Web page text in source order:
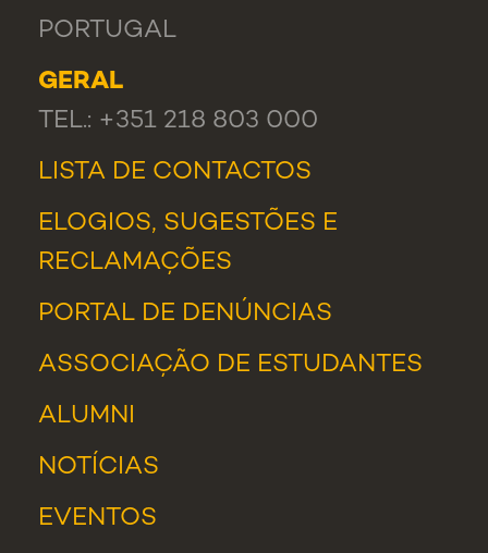
PORTUGAL
GERAL
TEL.: +351 218 803 000
LISTA DE CONTACTOS
ELOGIOS, SUGESTÕES E
RECLAMAÇÕES
PORTAL DE DENÚNCIAS
ASSOCIAÇÃO DE ESTUDANTES
ALUMNI
NOTÍCIAS
EVENTOS